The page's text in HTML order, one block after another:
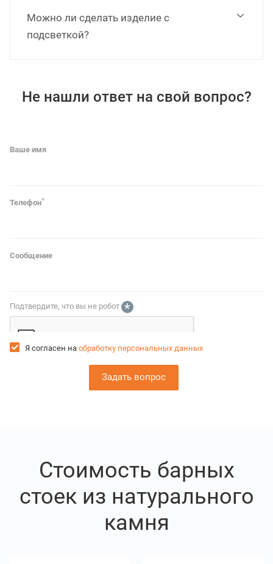
Можно ли сделать изделие с
подсветкой?
Не нашли ответ на свой вопрос?
Ваше имя
Телефон*
Сообщение
Подтвердите, что вы не робот *
Я согласен на обработку персональных данных
Стоимость барных
стоек из натурального
камня